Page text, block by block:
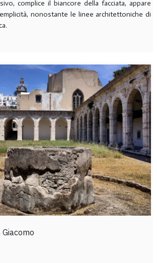
complice il biancore della facciata, appare
nonostante le linee architettoniche di
Giacomo